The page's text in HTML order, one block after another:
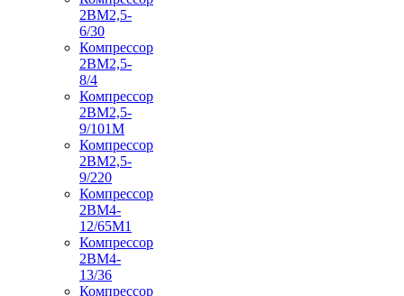
2ВМ2,5-
6/30
Компрессор
2ВМ2,5-
8/4
Компрессор
2ВМ2,5-
9/101М
Компрессор
2ВМ2,5-
9/220
Компрессор
2ВМ4-
12/65М1
Компрессор
2ВМ4-
13/36
Компрессор